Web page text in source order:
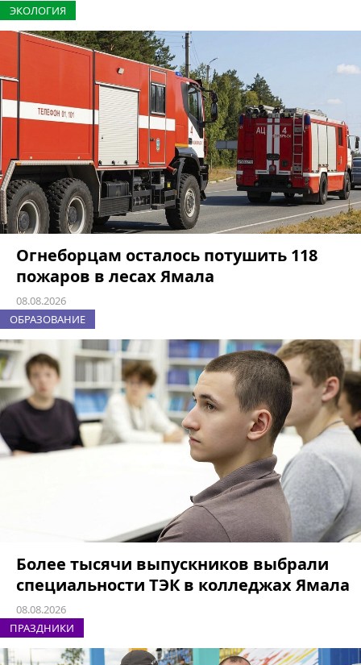
ЭКОЛОГИЯ
Огнеборцам осталось потушить 118
пожаров в лесах Ямала
08.08.2026
ОБРАЗОВАНИЕ
Более тысячи выпускников выбрали
специальности ТЭК в колледжах Ямала
08.08.2026
ПРАЗДНИКИ